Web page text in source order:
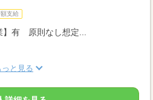
支給
】有 原則なし想定...
っと見る